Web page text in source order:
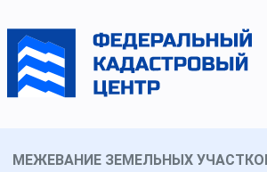
МЕЖЕВАНИЕ ЗЕМЕЛЬНЫХ